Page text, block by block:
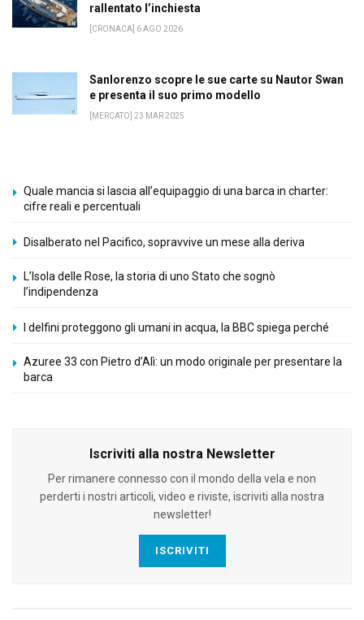
rallentato l’inchiesta
[CRONACA] 6 AGO 2026
Sanlorenzo scopre le sue carte su Nautor Swan
e presenta il suo primo modello
[MERCATO] 23 MAR 2025
Quale mancia si lascia all’equipaggio di una barca in charter:
cifre reali e percentuali
Disalberato nel Pacifico, sopravvive un mese alla deriva
L’Isola delle Rose, la storia di uno Stato che sognò
l’indipendenza
I delfini proteggono gli umani in acqua, la BBC spiega perché
Azuree 33 con Pietro d’Alì: un modo originale per presentare la
barca
Iscriviti alla nostra Newsletter
Per rimanere connesso con il mondo della vela e non
perderti i nostri articoli, video e riviste, iscriviti alla nostra
newsletter!
ISCRIVITI